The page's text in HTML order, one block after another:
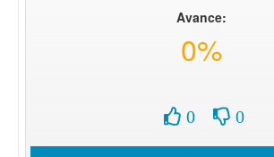
Avance:
0%
0 0